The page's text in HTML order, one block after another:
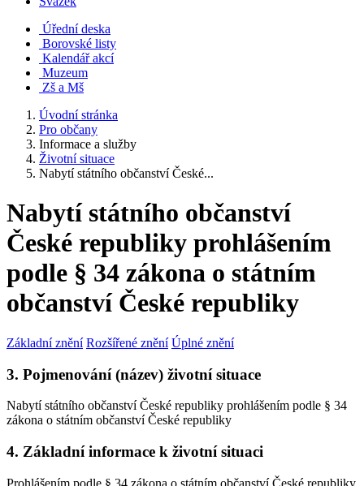
Úřední deska
Borovské listy
Kalendář akcí
Muzeum
Zš a Mš
Úvodní stránka
Pro občany
Informace a služby
Životní situace
Nabytí státního občanství České...
Nabytí státního občanství
České republiky prohlášením
podle § 34 zákona o státním
občanství České republiky
Základní znění Rozšířené znění Úplné znění
3. Pojmenování (název) životní situace
Nabytí státního občanství České republiky prohlášením podle § 34
zákona o státním občanství České republiky
4. Základní informace k životní situaci
Prohlášením podle § 34 zákona o státním občanství České republiky